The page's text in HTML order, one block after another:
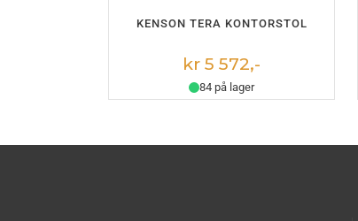
LEGG I HANDLEKURV
KENSON TERA KONTORSTOL
kr 5 572,-
84 på lager